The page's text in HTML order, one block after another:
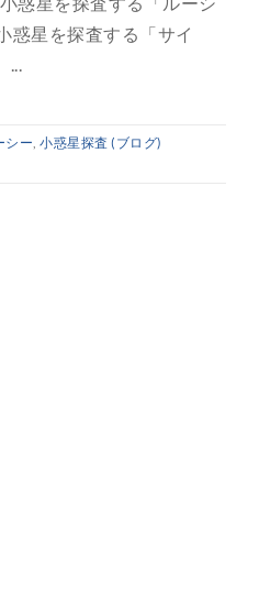
惑星を探査する「サイ
...
シー, 小惑星探査 (ブログ)